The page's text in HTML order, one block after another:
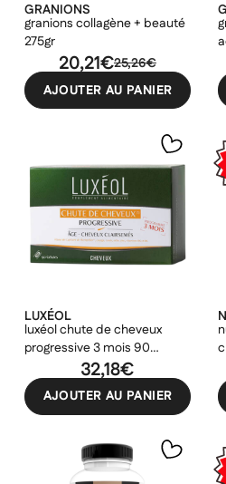
GRANIONS
granions collagène + beauté
275gr
25,26€
20,21€
AJOUTER AU PANIER
LUXÉOL
luxéol chute de cheveux
progressive 3 mois 90
32,18€
AJOUTER AU PANIER